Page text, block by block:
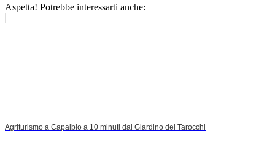
Aspetta! Potrebbe interessarti anche:
Agriturismo a Capalbio a 10 minuti dal Giardino dei Tarocchi